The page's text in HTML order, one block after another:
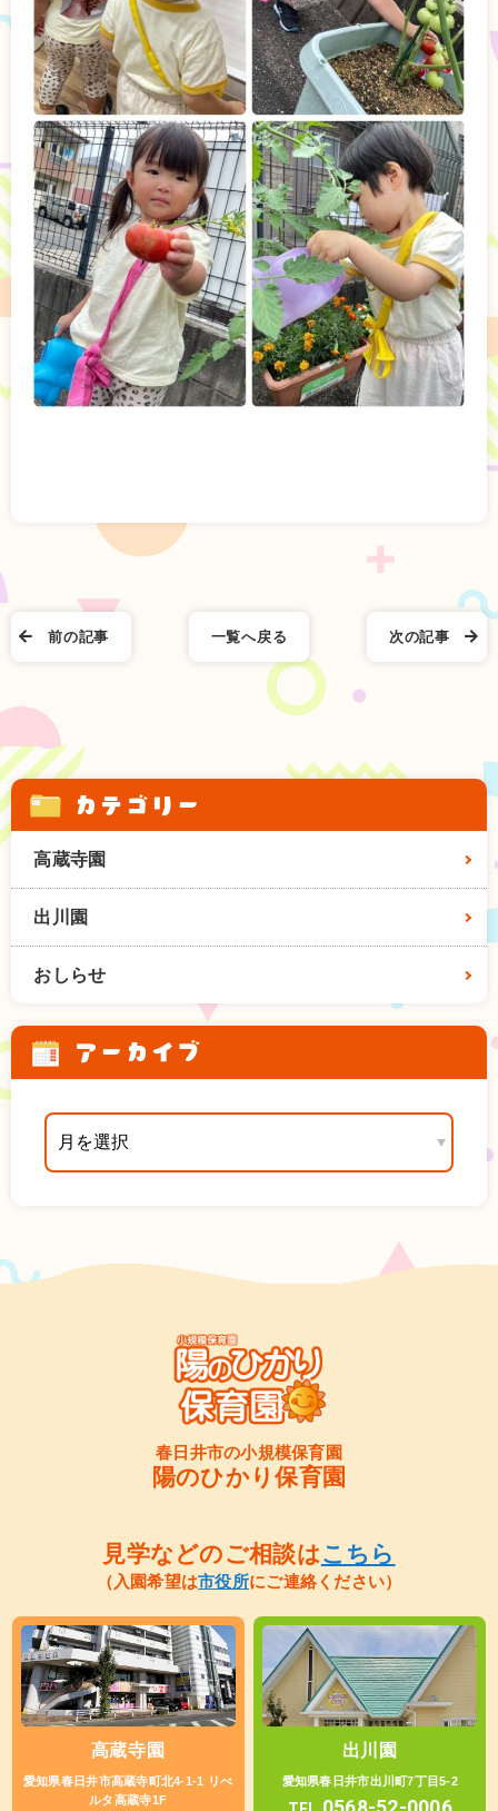
次の記事
一覧へ戻る
前の記事
カテゴリー
高蔵寺園
出川園
おしらせ
アーカイブ
春日井市の小規模保育園
陽のひかり保育園
見学などのご相談はこちら
（入園希望は市役所にご連絡ください）
高蔵寺園
愛知県春日井市高蔵寺町北4-1-1 リべ
ルタ高蔵寺1F
出川園
愛知県春日井市出川町7丁目5-2